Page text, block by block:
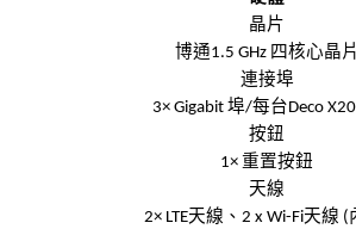
晶片
博通1.5 GHz 四核心晶片
連接埠
3× Gigabit 埠/每台Deco
按鈕
1× 重置按鈕
天線
2× LTE天線、 2 x Wi-Fi天線 (